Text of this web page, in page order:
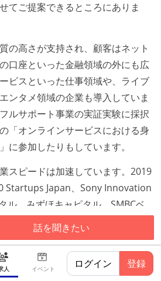
人 イベント ログイン 登録
てご提案できるところにありま
の高さが支持され、顧客はネット
口座といった金融領域の外にも広
ビスといった仕事領域や、ライブ
ンタメ領域の企業も導入していま
ルサポート事業の実証実験に採択
「オンラインサービスにおける身
に参加したりもしています。
スピードは加速しています。2019
Startups Japan、Sony Innovation
ル、みずほキャピタル、SMBCベ
2021年6月にはグロービス・キャ
STRIVE、Sony Innovation Fund
ピタル、みずほキャピタル、SMBC
引受先とした資金調達を実施しま
話を聞きたい